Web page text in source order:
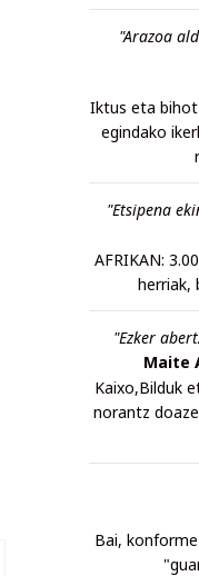
"Arazoa
Iktus eta
egindako
"Etsipena
AFRIKAN:
herriak,
"Ezker
Maite
Kaixo,Bilduk
norantz
Bai,